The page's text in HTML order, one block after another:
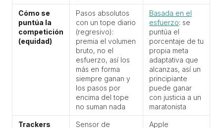
Cómo se
puntúa la
competición
(equidad)
Pasos absolutos
con un tope diario
(regresivo):
premia el volumen
bruto, no el
esfuerzo, así los
más en forma
siempre ganan y
los pasos por
encima del tope
no suman nada
Basada en el
esfuerzo: se
puntúa el
porcentaje de tu
propia meta
adaptativa que
alcanzas, así un
principiante
puede ganar
con justicia a un
maratonista
Trackers
Sensor de
Apple